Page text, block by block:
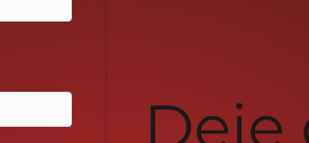
Deje